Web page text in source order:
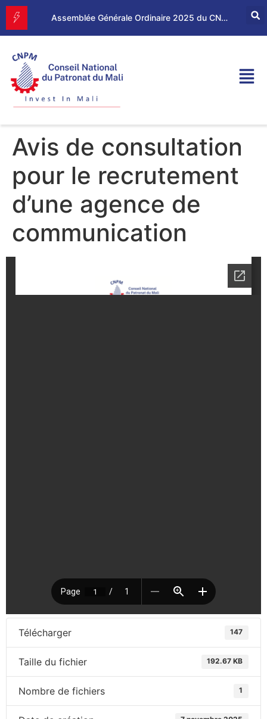
Assemblée Générale Ordinaire 2025 du CNPM
Avis de consultation
pour le recrutement
d’une agence de
communication
Télécharger 147
Taille du fichier 192.67 KB
Nombre de fichiers 1